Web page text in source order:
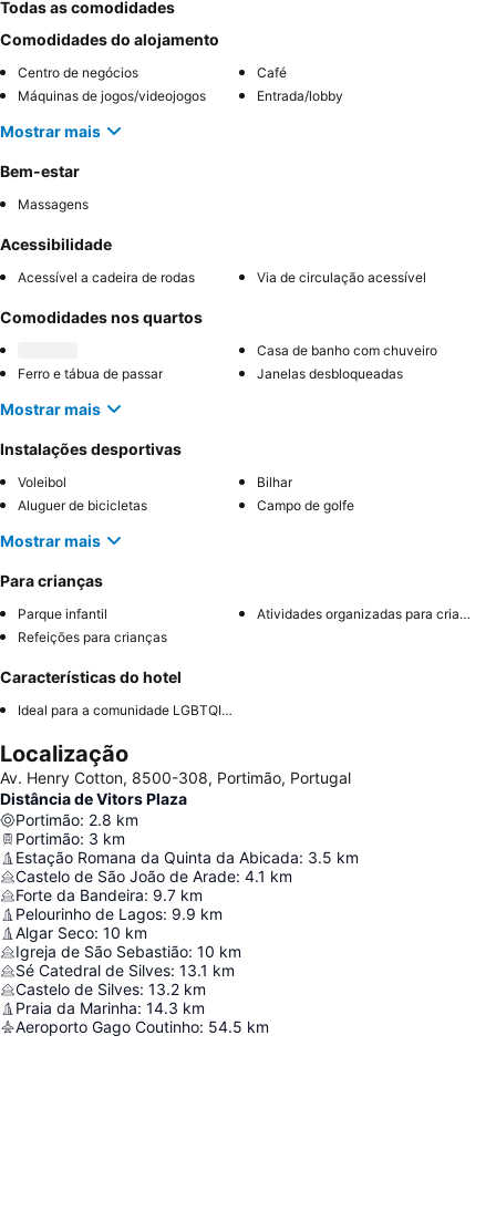
Todas as comodidades
Comodidades do alojamento
Centro de negócios
Café
Máquinas de jogos/videojogos
Entrada/lobby
Mostrar mais
Bem-estar
Massagens
Acessibilidade
Acessível a cadeira de rodas Via de circulação acessível
Comodidades nos quartos
Casa de banho com chuveiro
Ferro e tábua de passar
Janelas desbloqueadas
Mostrar mais
Instalações desportivas
Voleibol
Bilhar
Aluguer de bicicletas
Campo de golfe
Mostrar mais
Para crianças
Parque infantil
Atividades organizadas para crianças
Refeições para crianças
Características do hotel
Ideal para a comunidade LGBTQIA+
Localização
Av. Henry Cotton, 8500-308, Portimão, Portugal
Distância de Vitors Plaza
Portimão: 2.8 km
Portimão: 3 km
Estação Romana da Quinta da Abicada: 3.5 km
Castelo de São João de Arade: 4.1 km
Forte da Bandeira: 9.7 km
Pelourinho de Lagos: 9.9 km
Algar Seco: 10 km
Igreja de São Sebastião: 10 km
Sé Catedral de Silves: 13.1 km
Castelo de Silves: 13.2 km
Praia da Marinha: 14.3 km
Aeroporto Gago Coutinho: 54.5 km